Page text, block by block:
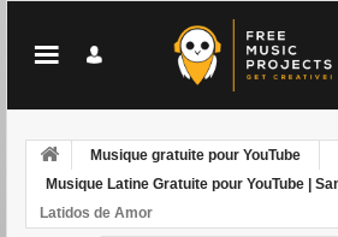
Musique gratuite pour YouTube
Musique Latine Gratuite pour YouTube |
Latidos de Amor